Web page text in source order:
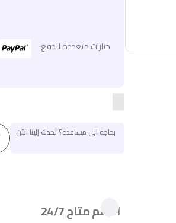
خيارات متعددة للدفع:
بحاجة الى مساعدة؟ تحدث إلينا الآن
الدعم متاح 24/7